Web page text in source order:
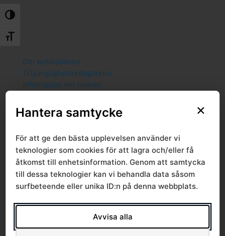
Slå på/av hög kontrast
Slå på/av textstorlek
Om webbplatsen
Tillgänglighetsredogörelse
Information om cookies
Startsida
Lediga jobb
Nyheter
Nyhetsbrev
Prenumerera
Politik
Presidium
Ledamöter
Sammanträden och handlingar
×
Hantera samtycke
För att ge den bästa upplevelsen använder vi
teknologier som cookies för att lagra och/eller få
åtkomst till enhetsinformation. Genom att samtycka
till dessa teknologier kan vi behandla data såsom
surfbeteende eller unika ID:n på denna webbplats.
Avvisa alla